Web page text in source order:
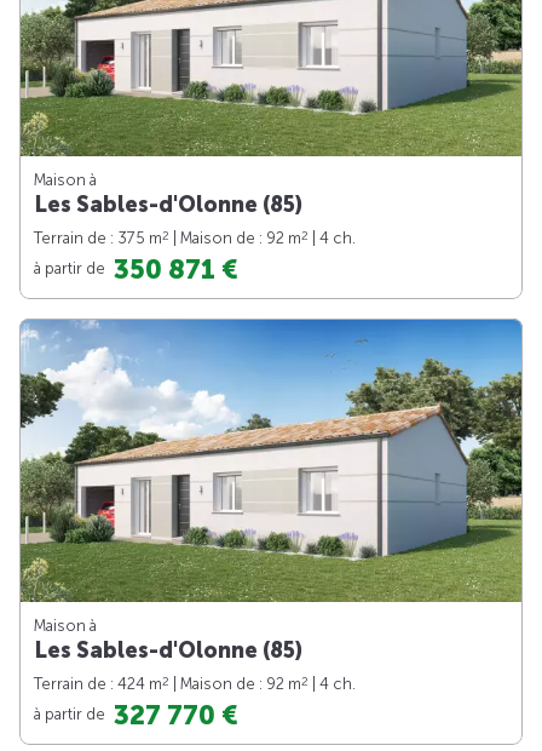
Maison à
Les Sables-d'Olonne (85)
Terrain de : 375 m2 | Maison de : 92 m2
| 4 ch.
à partir de 350 871 €
Maison à
Les Sables-d'Olonne (85)
Terrain de : 424 m2 | Maison de : 92 m2
| 4 ch.
à partir de 327 770 €